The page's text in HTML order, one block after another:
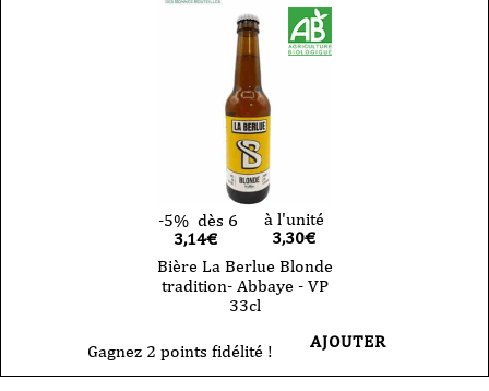
-5% dès 6
3,14€
à l'unité
3,30€
Bière La Berlue Blonde
tradition- Abbaye - VP
33cl
Gagnez 2 points fidélité ! AJOUTER